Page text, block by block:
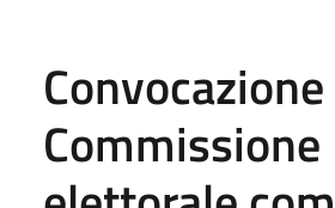
Commissione